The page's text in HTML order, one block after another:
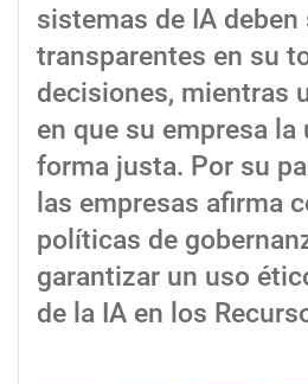
sistemas de IA deben
transparentes en su
decisiones, mientras
en que su empresa
forma justa. Por su
las empresas afirma
políticas de
garantizar un uso
de la IA en los